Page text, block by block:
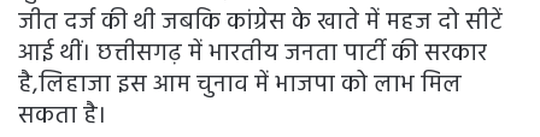
जीत दर्ज की थी जबकि कांग्रेस के खाते में महज दो सीटें
आई थीं। छत्तीसगढ़ में भारतीय जनता पार्टी की सरकार
है,लिहाजा इस आम चुनाव में भाजपा को लाभ मिल
सकता है।